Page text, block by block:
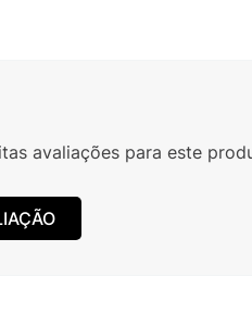
avaliações para este